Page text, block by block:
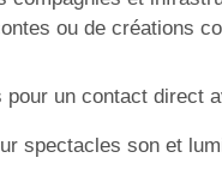
ou de créations
un contact direct
spectacles son et